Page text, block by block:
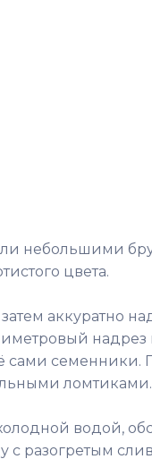
небольшими
цвета.
аккуратно
надрез
сами семенники.
ломтиками.
водой,
с разогретым